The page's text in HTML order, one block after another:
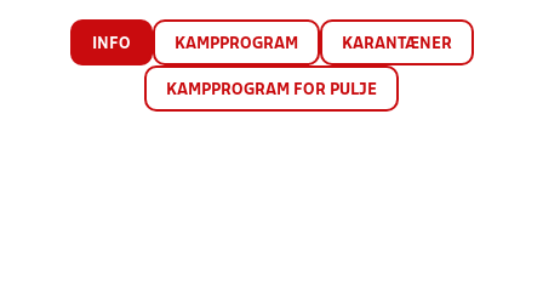
INFO KAMPPROGRAM KARANTÆNER
KAMPPROGRAM FOR PULJE